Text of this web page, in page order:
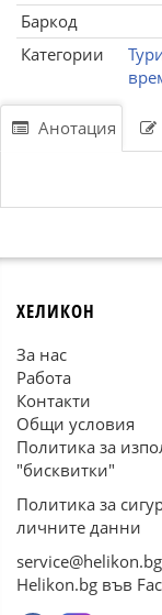
Баркод
Категории
Анотация
ХЕЛИКОН
За нас
Работа
Контакти
Общи условия
Политика за
"бисквитки"
Политика за
личните данни
service@helikon.bg
Helikon.bg във